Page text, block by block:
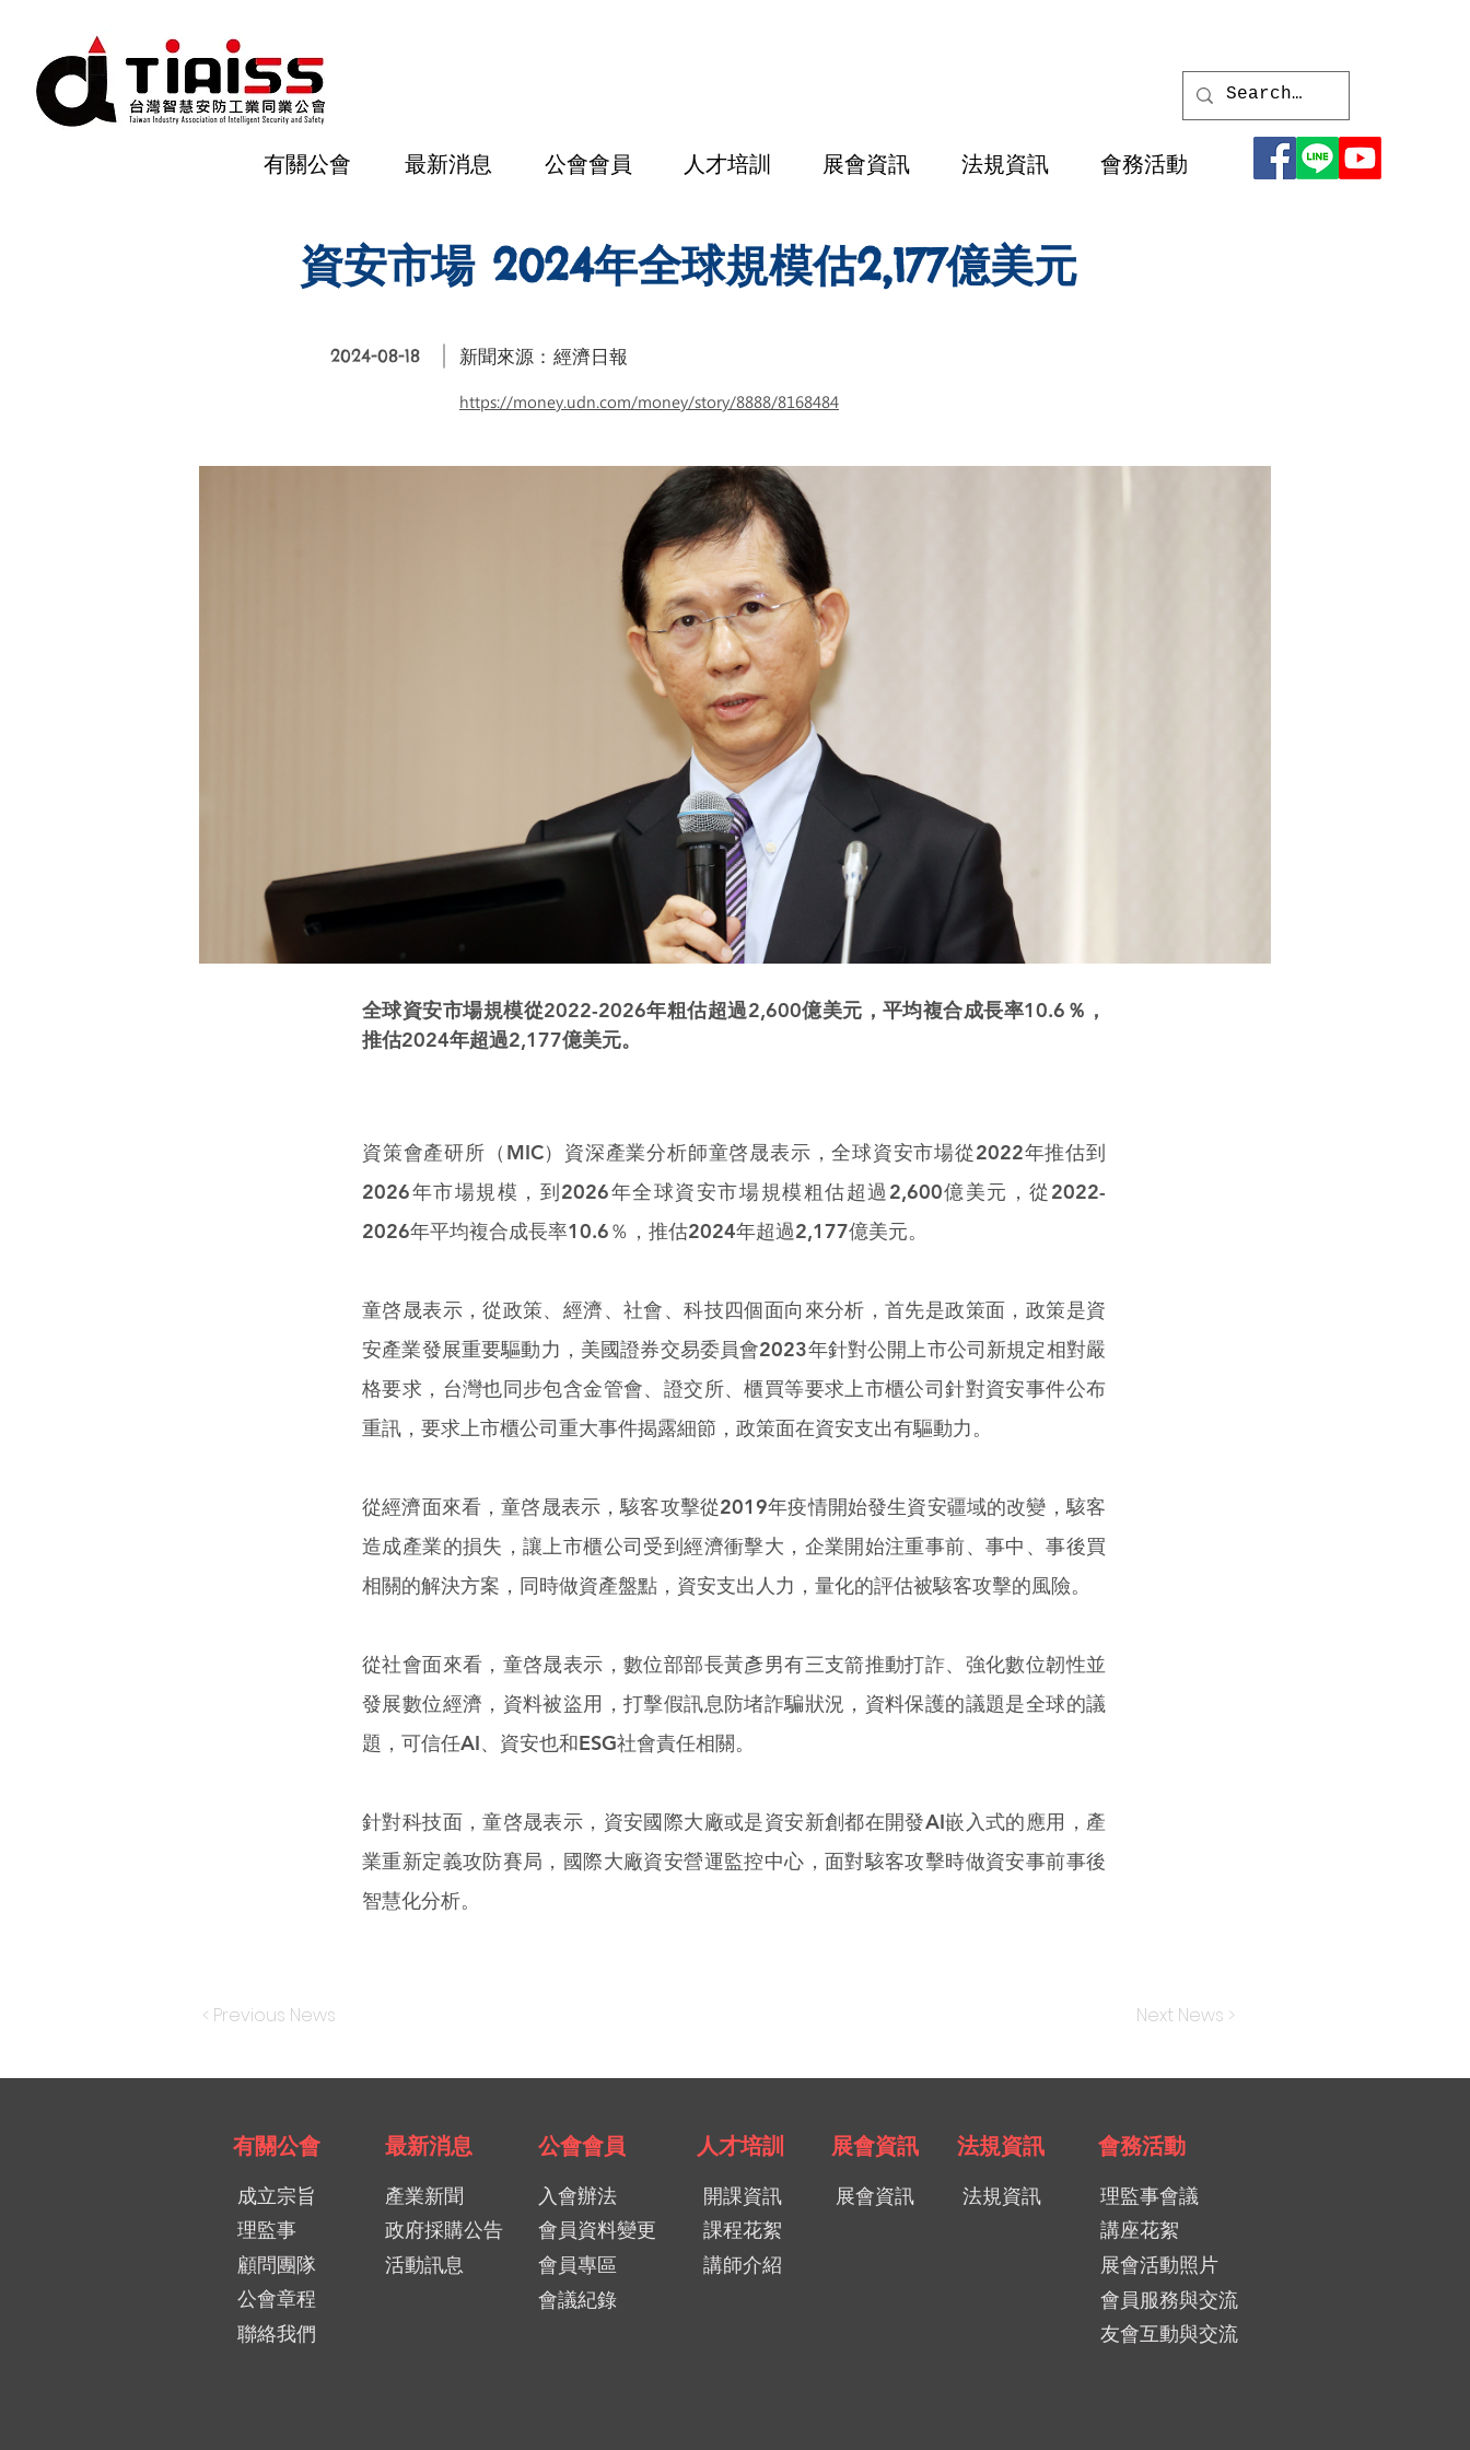
有關公會 最新消息 公會會員 人才培訓 展會資訊 法規資訊 會務活動
資安市場 2024年全球規模估2,177億美元
2024-08-18 經濟日報
新聞來源：
https://money.udn.com/money/story/8888/8168484
全球資安市場規模從2022-2026年粗估超過2,600億美元，平均複合成長率10.6％，
推估2024年超過2,177億美元。
資策會產研所（MIC）資深產業分析師童啓晟表示，全球資安市場從2022年推估到
2026年市場規模，到2026年全球資安市場規模粗估超過2,600億美元，從2022-
2026年平均複合成長率10.6％，推估2024年超過2,177億美元。
童啓晟表示，從政策、經濟、社會、科技四個面向來分析，首先是政策面，政策是資
安產業發展重要驅動力，美國證券交易委員會2023年針對公開上市公司新規定相對嚴
格要求，台灣也同步包含金管會、證交所、櫃買等要求上市櫃公司針對資安事件公布
重訊，要求上市櫃公司重大事件揭露細節，政策面在資安支出有驅動力。
從經濟面來看，童啓晟表示，駭客攻擊從2019年疫情開始發生資安疆域的改變，駭客
造成產業的損失，讓上市櫃公司受到經濟衝擊大，企業開始注重事前、事中、事後買
相關的解決方案，同時做資產盤點，資安支出人力，量化的評估被駭客攻擊的風險。
從社會面來看，童啓晟表示，數位部部長黃彥男有三支箭推動打詐、強化數位韌性並
發展數位經濟，資料被盜用，打擊假訊息防堵詐騙狀況，資料保護的議題是全球的議
題，可信任AI、資安也和ESG社會責任相關。
針對科技面，童啓晟表示，資安國際大廠或是資安新創都在開發AI嵌入式的應用，產
業重新定義攻防賽局，國際大廠資安營運監控中心，面對駭客攻擊時做資安事前事後
智慧化分析。
< Previous News Next News >
有關公會 最新消息 公會會員 會務活動
人才培訓
成立宗旨
理監事
顧問團隊
公會章程
聯絡我們
產業新聞
政府採購公告
活動訊息
入會辦法
會員資料變更
會員專區
會議紀錄
理監事會議
講座花絮
展會活動照片
會員服務與交流
友會互動與交流
展會資訊
展會資訊
法規資訊
法規資訊
開課資訊
課程花絮
講師介紹